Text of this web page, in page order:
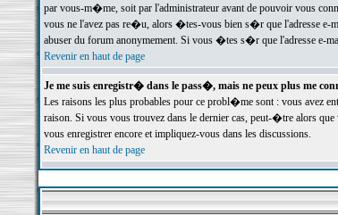
par vous-m�me, soit par l'administrateur avant de pouvoir vous
vous ne l'avez pas re�u, alors �tes-vous bien s�r que l'adresse e-
abuser du forum anonymement. Si vous �tes s�r que l'adresse e-
Revenir en haut de page
Je me suis enregistr� dans le pass�, mais ne peux plus me
Les raisons les plus probables pour ce probl�me sont : vous
raison. Si vous vous trouvez dans le dernier cas, peut-�tre alors
vous enregistrer encore et impliquez-vous dans les discussions.
Revenir en haut de page